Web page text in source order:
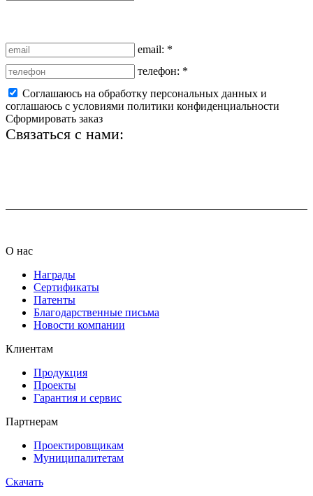
email: *
телефон: *
Соглашаюсь на обработку персональных данных и
соглашаюсь с условиями политики конфиденциальности
Сформировать заказ
Связаться с нами:
О нас
Награды
Сертификаты
Патенты
Благодарственные письма
Новости компании
Клиентам
Продукция
Проекты
Гарантия и сервис
Партнерам
Проектировщикам
Муниципалитетам
Скачать